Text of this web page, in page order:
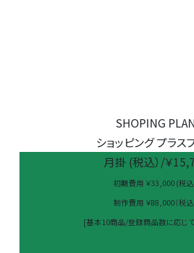
SHOPING
ショッピング プラス
月掛 (税込）/￥
初期費用 ￥33,000 (税込
制作費用 ￥88,000（税込
[基本10商品/登録商品数に応じ